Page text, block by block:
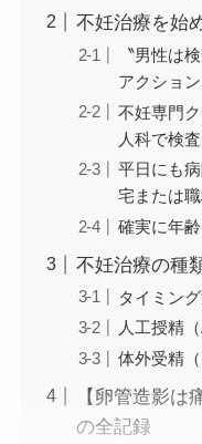
不妊治療を始
〝男性は
アクション
不妊専門
人科で検
平日にも
宅または
確実に年
不妊治療の種
タイミン
人工授精
体外受精
【卵管造影は
の全記録